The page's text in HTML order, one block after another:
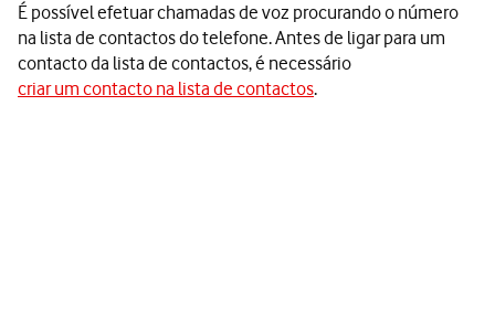
É possível efetuar chamadas de voz procurando o número
na lista de contactos do telefone. Antes de ligar para um
contacto da lista de contactos, é necessário
criar um contacto na lista de contactos.